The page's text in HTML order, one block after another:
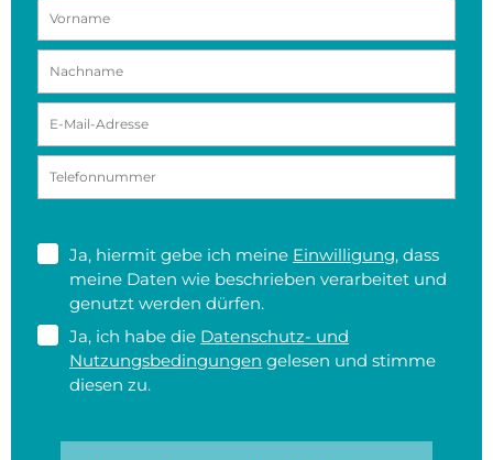
Ja, hiermit gebe ich meine Einwilligung, dass
meine Daten wie beschrieben verarbeitet und
genutzt werden dürfen.
Ja, ich habe die Datenschutz- und
Nutzungsbedingungen gelesen und stimme
diesen zu.